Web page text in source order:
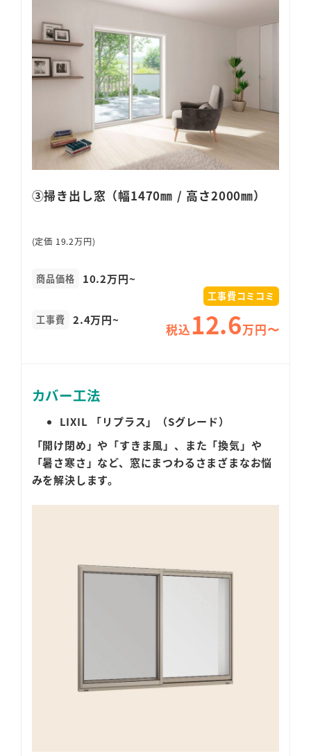
③掃き出し窓（幅1470㎜ / 高さ2000㎜）
(定価 19.2万円)
商品価格 10.2万円~
工事費 2.4万円~
工事費コミコミ
税込12.6万円〜
カバー工法
LIXIL 「リプラス」（Sグレード）
「開け閉め」や「すきま風」、また「換気」や
「暑さ寒さ」など、窓にまつわるさまざまなお悩
みを解決します。